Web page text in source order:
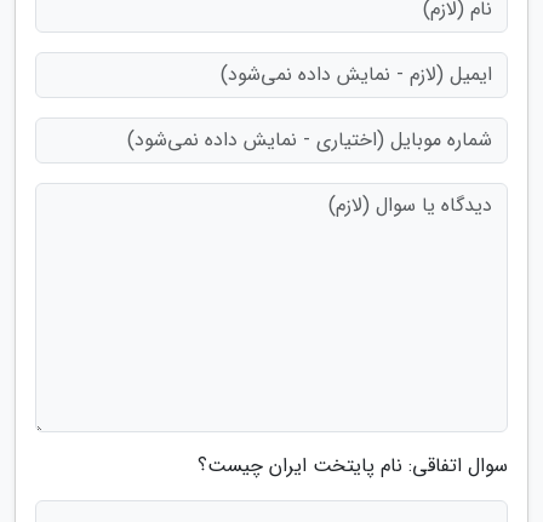
سوال اتفاقی: نام پایتخت ایران چیست؟